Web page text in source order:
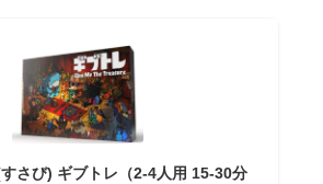
さび) ギブトレ（2-4人用 15-30分